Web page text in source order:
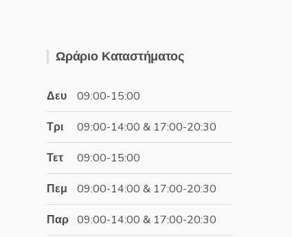
Ωράριο Καταστήματος
Δευ 09:00-15:00
Τρι 09:00-14:00 & 17:00-20:30
Τετ 09:00-15:00
Πεμ 09:00-14:00 & 17:00-20:30
Παρ 09:00-14:00 & 17:00-20:30